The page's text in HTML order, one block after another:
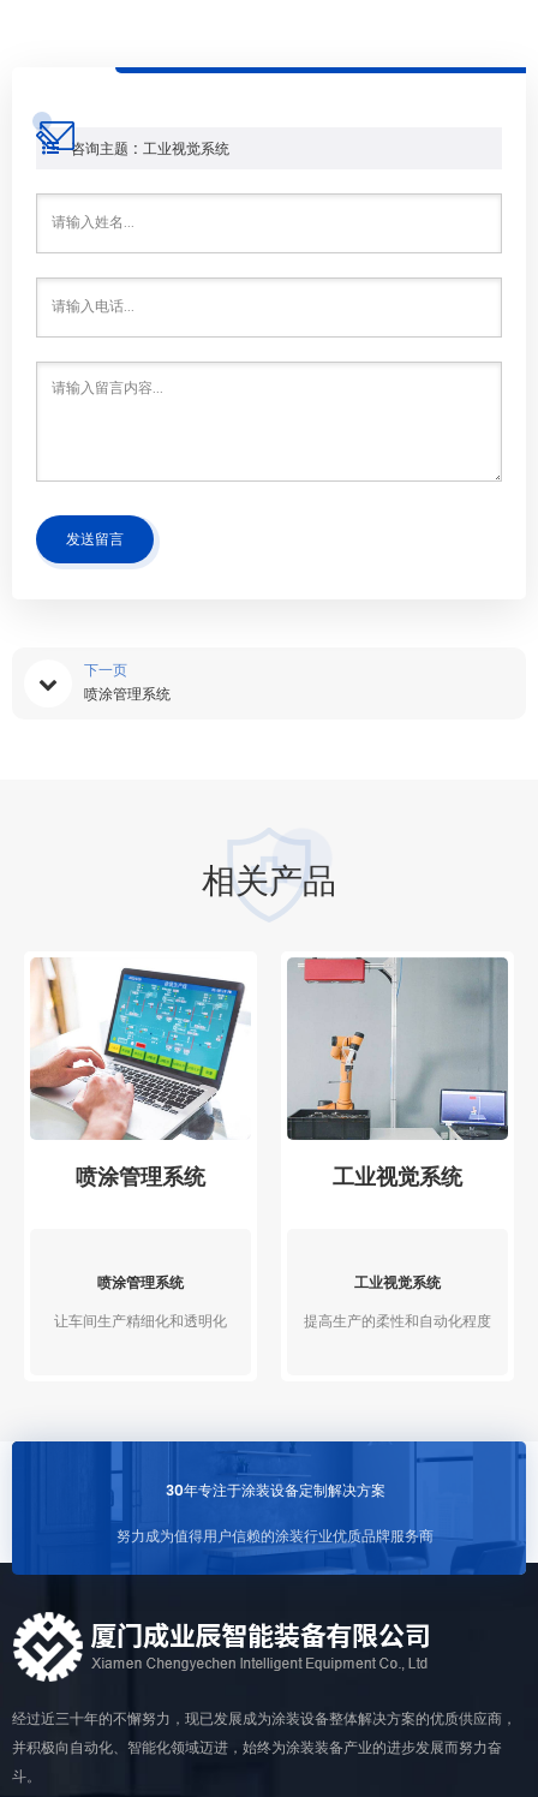
咨询主题 : 工业视觉系统
发送留言
下一页
喷涂管理系统
相关产品
喷涂管理系统
喷涂管理系统
让车间生产精细化和透明化
工业视觉系统
工业视觉系统
提高生产的柔性和自动化程度
30年专注于涂装设备定制解决方案
努力成为值得用户信赖的涂装行业优质品牌服务商
经过近三十年的不懈努力，现已发展成为涂装设备整体解决方案的优质供应商，
并积极向自动化、智能化领域迈进，始终为涂装装备产业的进步发展而努力奋
斗。